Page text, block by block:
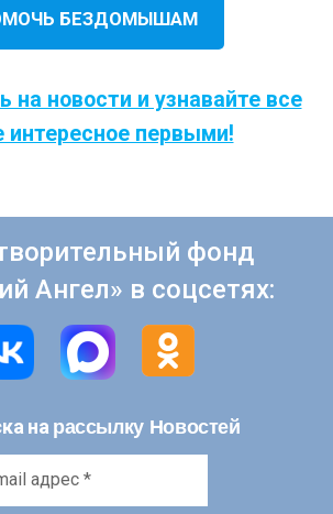
БЕЗДОМЫШАМ
на новости и узнавайте все
интересное первыми!
фонд
Ангел» в соцсетях:
на рассылку Новостей